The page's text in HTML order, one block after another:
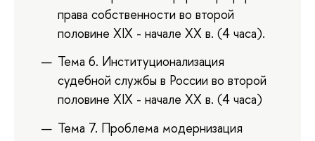
права собственности во второй
половине XIX - начале XX в. (4 часа).
Тема 6. Институционализация
судебной службы в России во второй
половине XIX - начале XX в. (4 часа)
Тема 7. Проблема модернизация